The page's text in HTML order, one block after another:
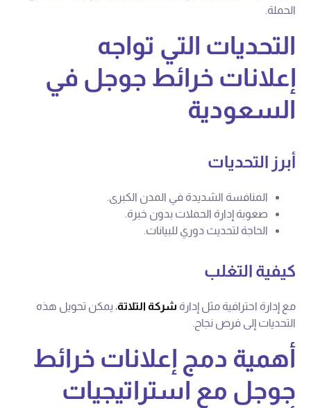
الحملة.
التحديات التي تواجه
إعلانات خرائط جوجل في
السعودية
أبرز التحديات
المنافسة الشديدة في المدن الكبرى.
صعوبة إدارة الحملات بدون خبرة.
الحاجة لتحديث دوري للبيانات.
كيفية التغلب
مع إدارة احترافية مثل إدارة شركة التلاتة، يمكن تحويل هذه
التحديات إلى فرص نجاح.
أهمية دمج إعلانات خرائط
جوجل مع استراتيجيات